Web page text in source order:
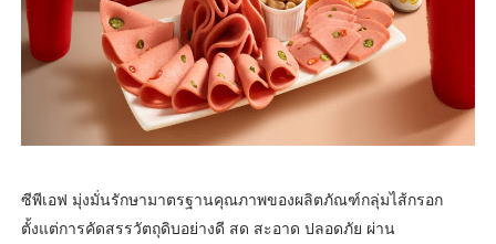
ซีพีเอฟ มุ่งมั่นรักษามาตรฐานคุณภาพของผลิตภัณฑ์กลุ่มไส้กรอก
ตั้งแต่การคัดสรรวัตถุดิบอย่างดี สด สะอาด ปลอดภัย ผ่าน